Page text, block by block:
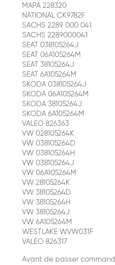
MAPA 228320
NATIONAL CK9782F
SACHS 2289 000 041
SACHS 2289000041
SEAT 038105264J
SEAT 06A105264M
SEAT 38105264J
SEAT 6A105264M
SKODA 038105264J
SKODA 06A105264M
SKODA 38105264J
SKODA 6A105264M
VALEO 826363
VW 028105264K
VW 038105264D
VW 038105264H
VW 038105264J
VW 06A105264M
VW 28105264K
VW 38105264D
VW 38105264H
VW 38105264J
VW 6A105264M
WESTLAKE WVW031F
VALEO 826317
Avant de passer